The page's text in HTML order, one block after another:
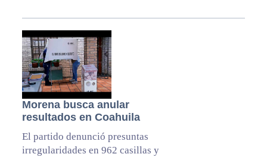
Morena busca anular
resultados en Coahuila
El partido denunció presuntas
irregularidades en 962 casillas y